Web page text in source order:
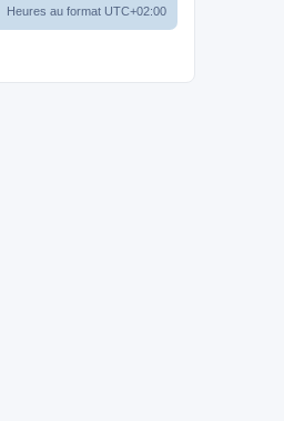
Heures au format UTC+02:00